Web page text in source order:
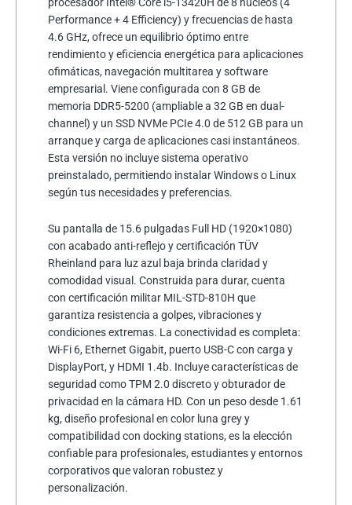
procesador Intel® Core i5-13420H de 8 núcleos (4
Performance + 4 Efficiency) y frecuencias de hasta
4.6 GHz, ofrece un equilibrio óptimo entre
rendimiento y eficiencia energética para aplicaciones
ofimáticas, navegación multitarea y software
empresarial. Viene configurada con 8 GB de
memoria DDR5-5200 (ampliable a 32 GB en dual-
channel) y un SSD NVMe PCIe 4.0 de 512 GB para un
arranque y carga de aplicaciones casi instantáneos.
Esta versión no incluye sistema operativo
preinstalado, permitiendo instalar Windows o Linux
según tus necesidades y preferencias.
Su pantalla de 15.6 pulgadas Full HD (1920×1080)
con acabado anti-reflejo y certificación TÜV
Rheinland para luz azul baja brinda claridad y
comodidad visual. Construida para durar, cuenta
con certificación militar MIL-STD-810H que
garantiza resistencia a golpes, vibraciones y
condiciones extremas. La conectividad es completa:
Wi-Fi 6, Ethernet Gigabit, puerto USB-C con carga y
DisplayPort, y HDMI 1.4b. Incluye características de
seguridad como TPM 2.0 discreto y obturador de
privacidad en la cámara HD. Con un peso desde 1.61
kg, diseño profesional en color luna grey y
compatibilidad con docking stations, es la elección
confiable para profesionales, estudiantes y entornos
corporativos que valoran robustez y
personalización.